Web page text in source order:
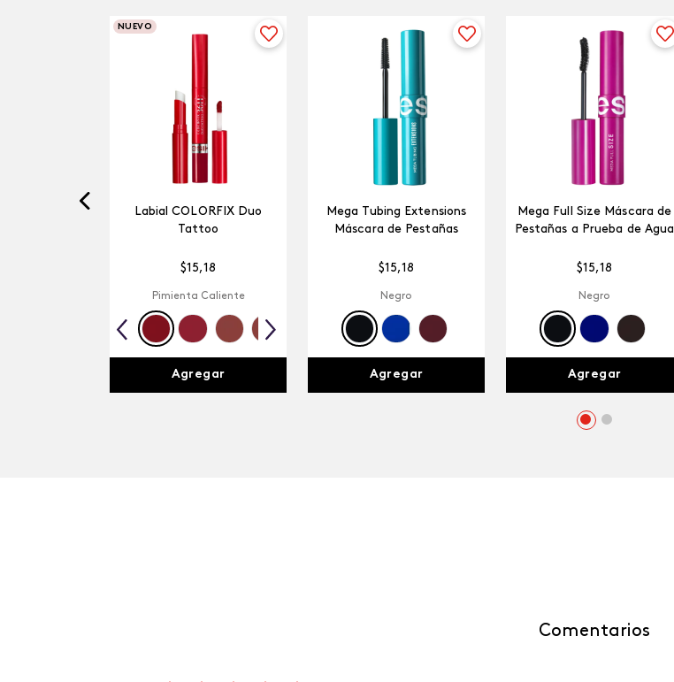
NUEVO
Labial COLORFIX Duo
Tattoo
$15,18
Pimienta Caliente
Agregar
Mega Tubing Extensions
Máscara de Pestañas
$15,18
Negro
Agregar
Mega Full Size Máscara de
Pestañas a Prueba de Agua
$15,18
Negro
Agregar
Comentarios